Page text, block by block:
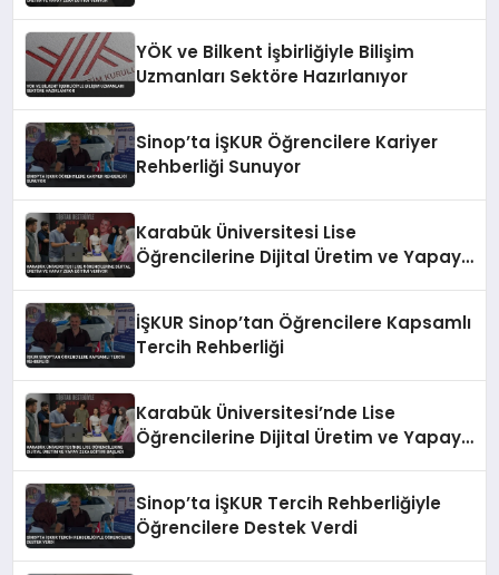
YÖK ve Bilkent İşbirliğiyle Bilişim
Uzmanları Sektöre Hazırlanıyor
Sinop’ta İŞKUR Öğrencilere Kariyer
Rehberliği Sunuyor
Karabük Üniversitesi Lise
Öğrencilerine Dijital Üretim ve Yapay
İŞKUR Sinop’tan Öğrencilere Kapsamlı
Tercih Rehberliği
Karabük Üniversitesi’nde Lise
Öğrencilerine Dijital Üretim ve Yapay
Sinop’ta İŞKUR Tercih Rehberliğiyle
Öğrencilere Destek Verdi